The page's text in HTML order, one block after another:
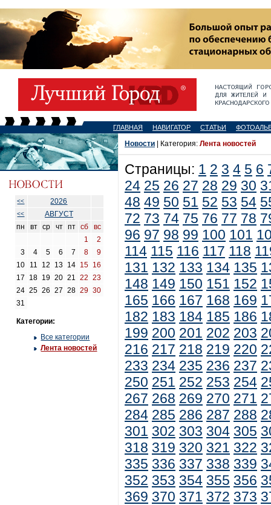
ГЛАВНАЯ НАВИГАТОР СТАТЬИ
<< 2026
<<
АВГУСТ
пн
вт ср чт пт сб
вс
1
2
3
4 5 6 7 8
9
10
11 12 13 14 15 16
17
18 19 20 21 22
23
24 25 26 27 28 29 30
31
Категории:
Все категории
Лента новостей
Новости | Категория: Лента новостей
Страницы: 1 2 3 4 5 6
24 25 26 27 28 29 30
48 49 50 51 52 53 54
72 73 74 75 76 77 78
96 97 98 99 100 101
114 115 116 117 118
131 132 133 134 135
148 149 150 151 152
165 166 167 168 169
182 183 184 185 186
199 200 201 202 203
216 217 218 219 220
233 234 235 236 237
250 251 252 253 254
267 268 269 270 271
284 285 286 287 288
301 302 303 304 305
318 319 320 321 322
335 336 337 338 339
352 353 354 355 356
369 370 371 372 373